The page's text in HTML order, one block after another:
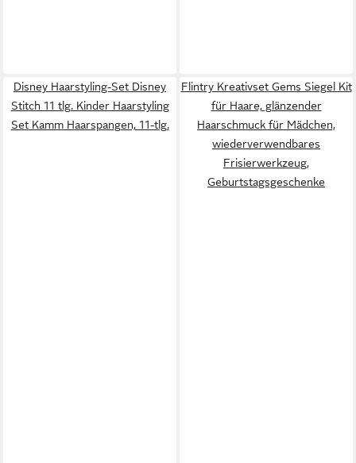
Disney Haarstyling-Set Disney
Stitch 11 tlg. Kinder Haarstyling
Set Kamm Haarspangen, 11-tlg.
Flintry Kreativset Gems Siegel Kit
für Haare, glänzender
Haarschmuck für Mädchen,
wiederverwendbares
Frisierwerkzeug,
Geburtstagsgeschenke